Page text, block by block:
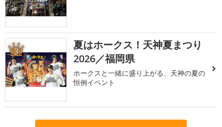
3
夏はホークス！天神夏まつり
2026／福岡県
ホークスと一緒に盛り上がる、天神の夏の
恒例イベント